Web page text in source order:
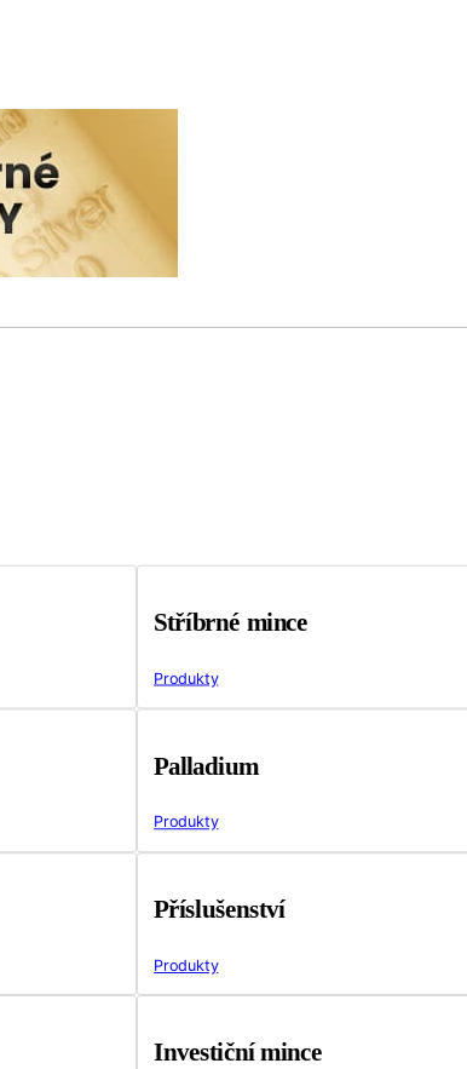
Stříbrné mince
Produkty
Palladium
Produkty
Příslušenství
Produkty
Investiční mince